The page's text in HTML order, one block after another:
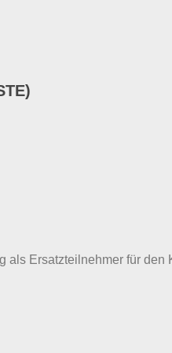
als Ersatzteilnehmer für den